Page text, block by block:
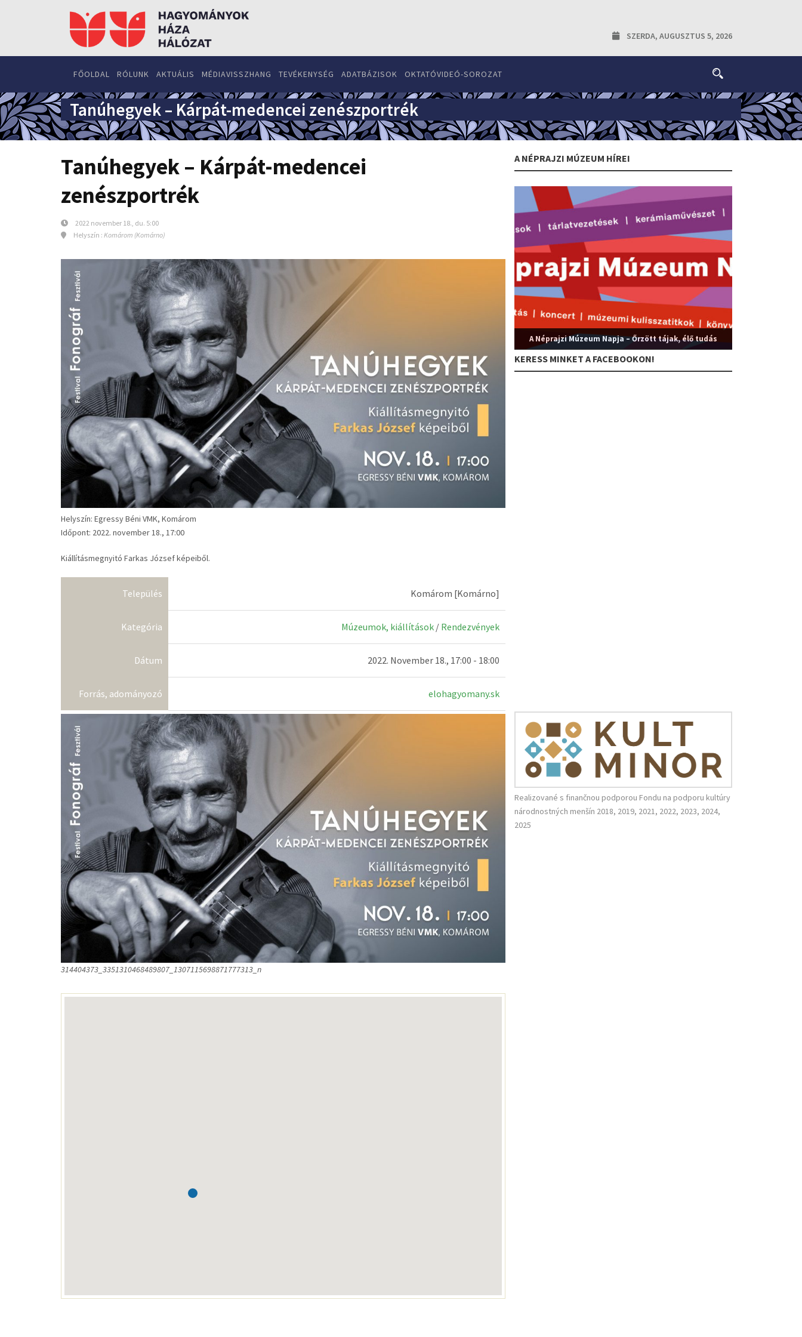
SZERDA, AUGUSZTUS 5, 2026
FŐOLDAL RÓLUNK AKTUÁLIS MÉDIAVISSZHANG TEVÉKENYSÉG ADATBÁZISOK OKTATÓVIDEÓ-SOROZAT
Tanúhegyek – Kárpát-medencei zenészportrék
Tanúhegyek – Kárpát-medencei
zenészportrék
2022 november 18., du. 5:00
Helyszín : Komárom (Komárno)
Helyszín: Egressy Béni VMK, Komárom
Időpont: 2022. november 18., 17:00
Kiállításmegnyitó Farkas József képeiből.
Település Komárom [Komárno]
Kategória Múzeumok, kiállítások / Rendezvények
Dátum 2022. November 18., 17:00 - 18:00
Forrás, adományozó elohagyomany.sk
314404373_3351310468489807_1307115698871777313_n
A NÉPRAJZI MÚZEUM HÍREI
A Néprajzi Múzeum Napja – Őrzött tájak, élő tudás
KERESS MINKET A FACEBOOKON!
Realizované s finančnou podporou Fondu na podporu kultúry
národnostných menšín 2018, 2019, 2021, 2022, 2023, 2024,
2025